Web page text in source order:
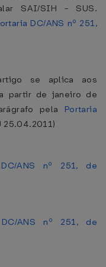
SAI/SIH - SUS.
DC/ANS nº 251,
se aplica aos
partir de janeiro de
pela Portaria
25.04.2011)
ANS nº 251, de
ANS nº 251, de